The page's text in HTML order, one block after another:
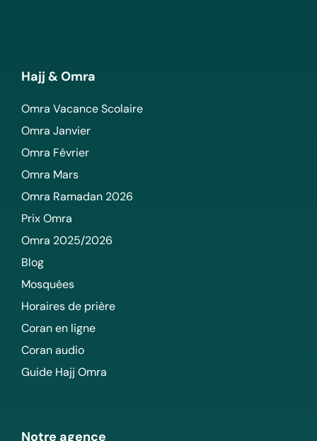
Hajj & Omra
Omra Vacance Scolaire
Omra Janvier
Omra Février
Omra Mars
Omra Ramadan 2026
Prix Omra
Omra 2025/2026
Blog
Mosquées
Horaires de prière
Coran en ligne
Coran audio
Guide Hajj Omra
Notre agence